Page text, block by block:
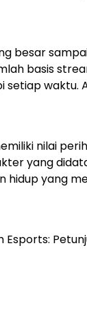
besar
basis
setiap waktu.
nilai
yang
hidup yang
Esports: